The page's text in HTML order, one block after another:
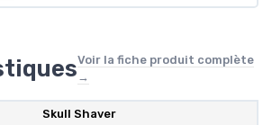
Voir la fiche produit complète
→
‎Skull Shaver